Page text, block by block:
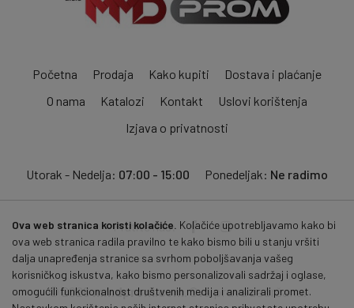
Početna Prodaja Kako kupiti
Dostava i plaćanje
O nama
Katalozi Kontakt
Uslovi korištenja
Izjava o privatnosti
Utorak - Nedelja: 07:00 - 15:00 Ponedeljak: Ne radimo
Pratite nas:
© 2026mmdprom.com . Sva prava zadržana.
Ova web stranica koristi kolačiće. Kolačiće upotrebljavamo kako bi
ova web stranica radila pravilno te kako bismo bili u stanju vršiti
dalja unapređenja stranice sa svrhom poboljšavanja vašeg
korisničkog iskustva, kako bismo personalizovali sadržaj i oglase,
omogućili funkcionalnost društvenih medija i analizirali promet.